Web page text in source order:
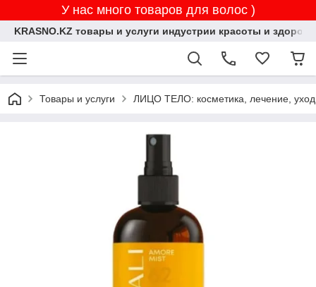
У нас много товаров для волос )
KRASNO.KZ товары и услуги индустрии красоты и
Товары и услуги ЛИЦО ТЕЛО: косметика, лечение, уход